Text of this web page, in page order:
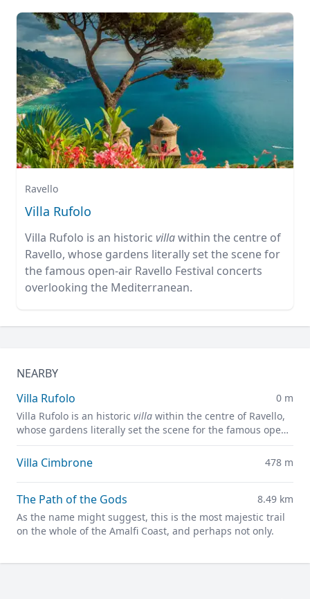
Ravello
Villa Rufolo
Villa Rufolo is an historic villawithin the centre of
Ravello, whose gardens literally set the scene for
the famous open-air Ravello Festival concerts
overlooking the Mediterranean.
NEARBY
Villa Rufolo
0 m
Villa Rufolo is an historic villa within the centre of Ravello,
whose gardens literally set the scene for the famous open-
air Ravello Festival concerts overlooking the
Mediterranean.
Villa Cimbrone 478 m
The Path of the Gods
8.49 km
As the name might suggest, this is the most majestic trail
on the whole of the Amalfi Coast, and perhaps not only.